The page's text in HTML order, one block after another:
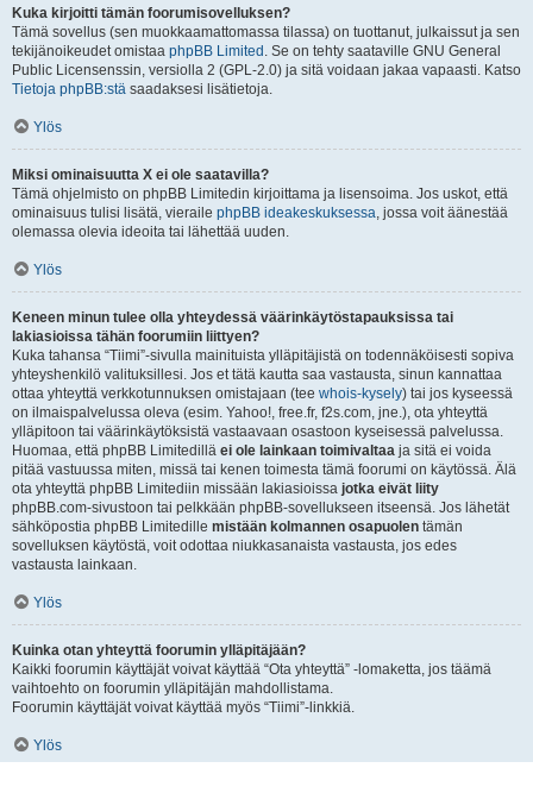
Kuka kirjoitti tämän foorumisovelluksen?
Tämä sovellus (sen muokkaamattomassa tilassa) on tuottanut, julkaissut ja sen
tekijänoikeudet omistaa phpBB Limited . Se on tehty saataville GNU General
Public Licensenssin, versiolla 2 (GPL-2.0) ja sitä voidaan jakaa vapaasti. Katso
Tietoja phpBB:stä saadaksesi lisätietoja.
Ylös
Miksi ominaisuutta X ei ole saatavilla?
Tämä ohjelmisto on phpBB Limitedin kirjoittama ja lisensoima. Jos uskot, että
ominaisuus tulisi lisätä, vieraile phpBB ideakeskuksessa, jossa voit äänestää
olemassa olevia ideoita tai lähettää uuden.
Ylös
Keneen minun tulee olla yhteydessä väärinkäytöstapauksissa tai
lakiasioissa tähän foorumiin liittyen?
Kuka tahansa “Tiimi”-sivulla mainituista ylläpitäjistä on todennäköisesti sopiva
yhteyshenkilö valituksillesi. Jos et tätä kautta saa vastausta, sinun kannattaa
ottaa yhteyttä verkkotunnuksen omistajaan (tee whois-kysely) tai jos kyseessä
on ilmaispalvelussa oleva (esim. Yahoo!, free.fr, f2s.com, jne.), ota yhteyttä
ylläpitoon tai väärinkäytöksistä vastaavaan osastoon kyseisessä palvelussa.
Huomaa, että phpBB Limitedillä ei ole lainkaan toimivaltaa ja sitä ei voida
pitää vastuussa miten, missä tai kenen toimesta tämä foorumi on käytössä. Älä
ota yhteyttä phpBB Limitediin missään lakiasioissa jotka eivät liity
phpBB.com-sivustoon tai pelkkään phpBB-sovellukseen itseensä. Jos lähetät
sähköpostia phpBB Limitedille mistään kolmannen osapuolen tämän
sovelluksen käytöstä, voit odottaa niukkasanaista vastausta, jos edes
vastausta lainkaan.
Ylös
Kuinka otan yhteyttä foorumin ylläpitäjään?
Kaikki foorumin käyttäjät voivat käyttää “Ota yhteyttä” -lomaketta, jos täämä
vaihtoehto on foorumin ylläpitäjän mahdollistama.
Foorumin käyttäjät voivat käyttää myös “Tiimi”-linkkiä.
Ylös